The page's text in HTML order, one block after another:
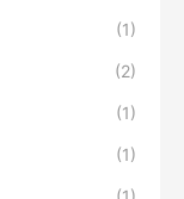
(1)
(2)
(1)
(1)